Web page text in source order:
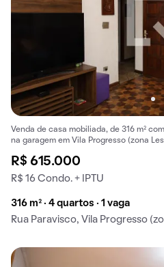
Venda de casa mobiliada, de 316 m²
na garagem em Vila Progresso (zona
R$ 615.000
R$ 16 Condo. + IPTU
316 m² · 4 quartos · 1 vaga
Rua Paravisco, Vila Progresso